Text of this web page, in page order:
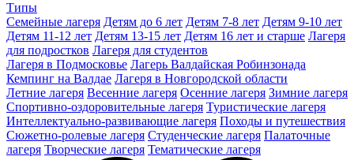
Типы
Семейные лагеря Детям до 6 лет Детям 7-8 лет Детям 9-10 лет
Детям 11-12 лет Детям 13-15 лет Детям 16 лет и старше Лагеря
для подростков Лагеря для студентов
Лагеря в Подмосковье Лагерь Валдайская Робинзонада
Кемпинг на Валдае Лагеря в Новгородской области
Летние лагеря Весенние лагеря Осенние лагеря Зимние лагеря
Спортивно-оздоровительные лагеря Туристические лагеря
Интеллектуально-развивающие лагеря Походы и путешествия
Сюжетно-ролевые лагеря Студенческие лагеря Палаточные
лагеря Творческие лагеря Тематические лагеря